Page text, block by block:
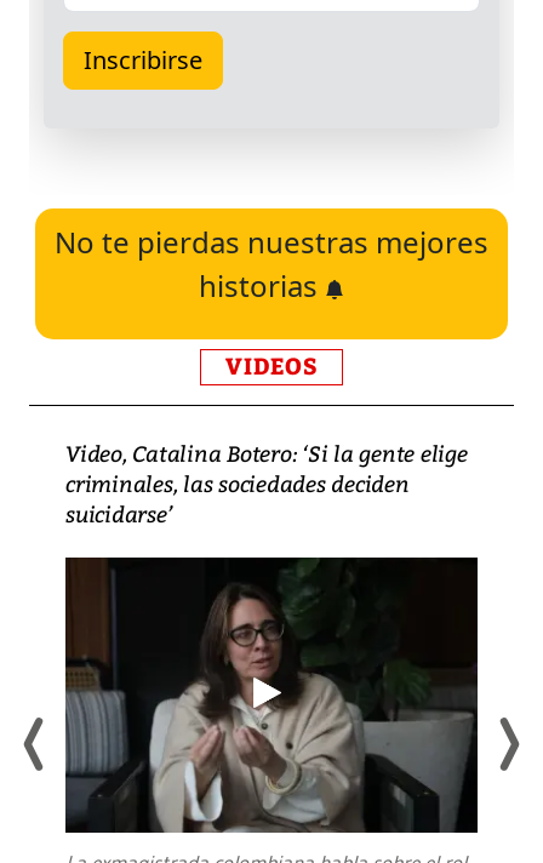
No te pierdas nuestras mejores
historias
VIDEOS
Video, Catalina Botero: ‘Si la gente elige
criminales, las sociedades deciden
suicidarse’